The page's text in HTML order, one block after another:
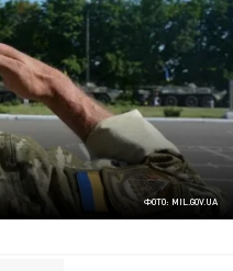
ФОТО: MIL.GOV.UA